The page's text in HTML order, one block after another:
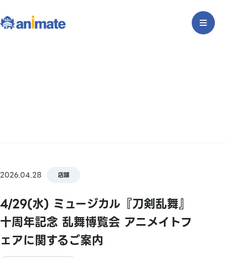
2026.04.28 店鋪
4/29(水) ミュージカル『刀剣乱舞』
十周年記念 乱舞博覧会 アニメイトフ
ェアに関するご案内